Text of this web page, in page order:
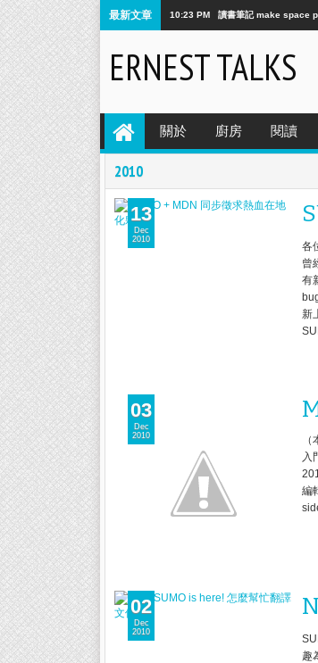
最新文章 10:23 PM 讀書筆記 make space
ERNEST TALKS
關於 廚房 閱讀
2010
各
曾
有
新
13
Dec
2010
入
編
03
Dec
2010
趣
02
Dec
2010